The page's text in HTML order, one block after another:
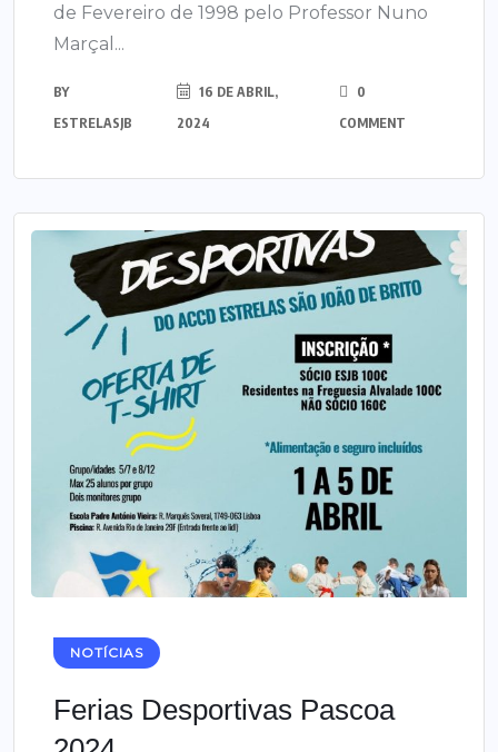
de Fevereiro de 1998 pelo Professor Nuno
Marçal...
BY
ESTRELASJB
16 DE ABRIL,
2024
0
COMMENT
NOTÍCIAS
Ferias Desportivas Pascoa